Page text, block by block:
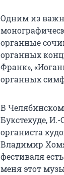
Одним из
органные
органных
Франк»,
органных
В
Букстехуде,
органиста
Владимир
фестиваля
меня этот